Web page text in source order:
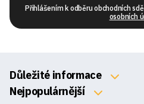
Přihlášením k odběru obchodních
osobních
Důležité informace
O nás
Nejpopulárnější